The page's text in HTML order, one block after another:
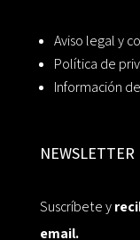
Aviso legal y
Política de
Información
NEWSLETTER
Suscríbete y
email.